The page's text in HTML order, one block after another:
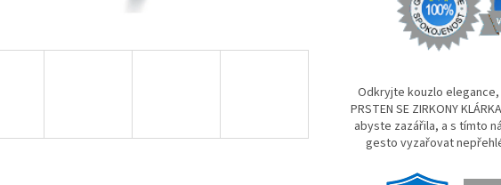
Odkryjte kouzlo elegance,
PRSTEN SE ZIRKONY
abyste zazářila, a s tímto
gesto vyzařovat